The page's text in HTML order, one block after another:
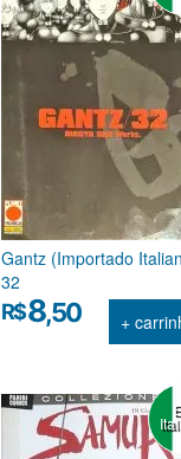
Gantz (Importado
32
R$8,50 +